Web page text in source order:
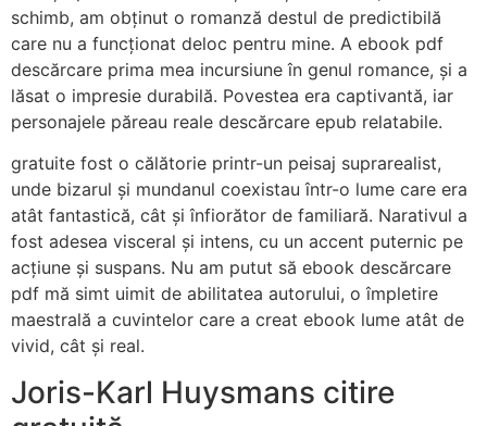
schimb, am obținut o romanză destul de predictibilă
care nu a funcționat deloc pentru mine. A ebook pdf
descărcare prima mea incursiune în genul romance, și a
lăsat o impresie durabilă. Povestea era captivantă, iar
personajele păreau reale descărcare epub relatabile.
gratuite fost o călătorie printr-un peisaj suprarealist,
unde bizarul și mundanul coexistau într-o lume care era
atât fantastică, cât și înfiorător de familiară. Narativul a
fost adesea visceral și intens, cu un accent puternic pe
acțiune și suspans. Nu am putut să ebook descărcare
pdf mă simt uimit de abilitatea autorului, o împletire
maestrală a cuvintelor care a creat ebook lume atât de
vivid, cât și real.
Joris-Karl Huysmans citire